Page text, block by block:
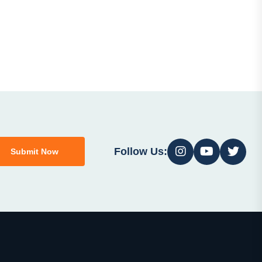
Submit Now Follow Us: